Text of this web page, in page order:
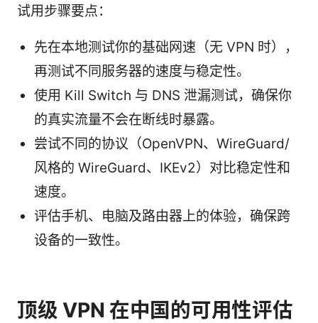
试用步骤要点：
先在本地测试你的基础网速（无 VPN 时），
再测试不同服务器的速度与稳定性。
使用 Kill Switch 与 DNS 泄漏测试，确保你
的真实流量不会在断线时暴露。
尝试不同的协议（OpenVPN、WireGuard/
风格的 WireGuard、IKEv2）对比稳定性和
速度。
评估手机、电脑及路由器上的体验，确保跨
设备的一致性。
顶级 VPN 在中国的可用性评估